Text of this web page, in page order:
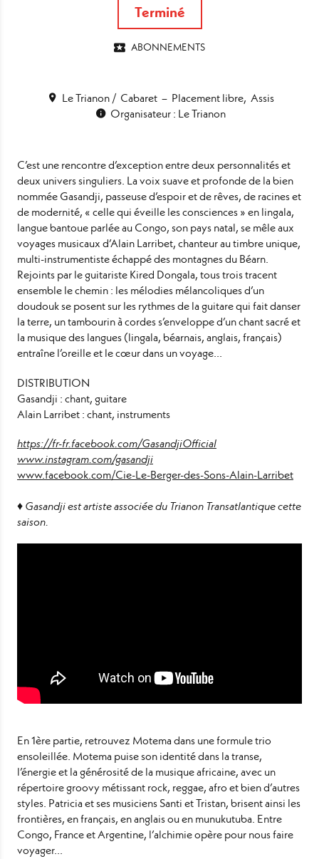
Terminé
ABONNEMENTS
Le Trianon Cabaret Placement libre Assis
Organisateur : Le Trianon
C’est une rencontre d’exception entre deux personnalités et
deux univers singuliers. La voix suave et profonde de la bien
nomméeGasandji, passeuse d’espoir et de rêves, de racines et
de modernité, « celle qui éveille les consciences » en lingala,
langue bantoue parlée au Congo, son pays natal, se mêle aux
voyages musicaux d’Alain Larribet, chanteur au timbre unique,
multi-instrumentiste échappé des montagnes du Béarn.
Rejoints par le guitariste Kired Dongala, tous trois tracent
ensemble le chemin : les mélodies mélancoliques d’un
doudouk se posent sur les rythmes de la guitare qui fait danser
la terre, un tambourin à cordes s’enveloppe d’un chant sacré et
la musique des langues (lingala, béarnais, anglais, français)
entraîne l’oreille et le cœur dans un voyage...
DISTRIBUTION
Gasandji : chant, guitare
Alain Larribet : chant, instruments
https://fr-fr.facebook.com/GasandjiOfficial
www.instagram.com/gasandji
www.facebook.com/Cie-Le-Berger-des-Sons-Alain-Larribet
♦ Gasandji est artiste associée du Trianon Transatlantique cette
saison.
En 1ère partie, retrouvez Motemadans une formule trio
ensoleillée. Motema puise son identité dans la transe,
l’énergie et la générosité de la musique africaine, avec un
répertoire groovy métissant rock, reggae, afro et bien d’autres
styles. Patricia et ses musiciens Santi et Tristan, brisent ainsi les
frontières, en français, en anglais ou en munukutuba. Entre
Congo, France et Argentine, l’alchimie opère pour nous faire
voyager...